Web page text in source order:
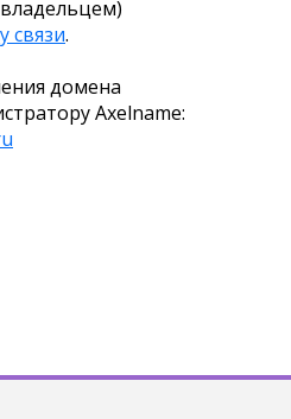
связи.
домена
Axelname: